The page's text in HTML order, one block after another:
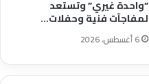
“واحدة غيري” وتستعد
لمفاجآت فنية وحفلات…
6 أغسطس، 2026